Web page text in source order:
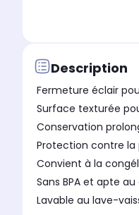
Description
Fermeture éclair
Surface texturée
Conservation
Protection contre la
Convient à la
Sans BPA et apte
Lavable au lave-